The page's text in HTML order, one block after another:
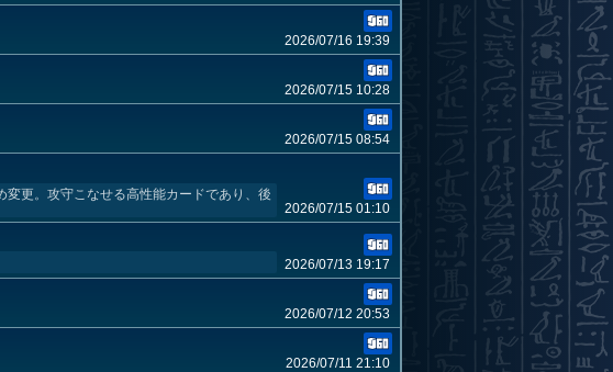
2026/07/16 19:39
2026/07/15 10:28
2026/07/15 08:54
更。攻守こなせる高性能カードであり、後
2026/07/15 01:10
2026/07/13 19:17
2026/07/12 20:53
2026/07/11 21:10